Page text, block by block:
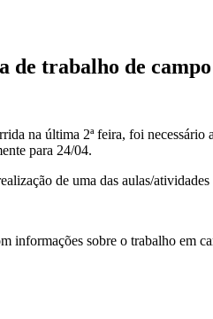
de trabalho de
na última 2ª feira, foi
para 24/04.
de uma das aulas/atividades
informações sobre o trabalho em